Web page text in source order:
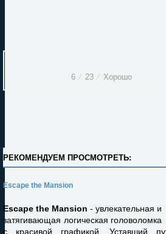
6 ⁄ 23 ⁄ Хорошо
РЕКОМЕНДУЕМ ПРОСМОТРЕТЬ:
Escape the Mansion
Escape the Mansion - увлекательная и
затягивающая логическая головоломка
с красивой графикой. Уставший